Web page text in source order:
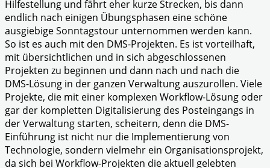
Hilfestellung und fährt eher kurze Strecken, bis dann
endlich nach einigen Übungsphasen eine schöne
ausgiebige Sonntagstour unternommen werden kann.
So ist es auch mit den DMS-Projekten. Es ist vorteilhaft,
mit übersichtlichen und in sich abgeschlossenen
Projekten zu beginnen und dann nach und nach die
DMS-Lösung in der ganzen Verwaltung auszurollen. Viele
Projekte, die mit einer komplexen Workflow-Lösung oder
gar der kompletten Digitalisierung des Posteingangs in
der Verwaltung starten, scheitern, denn die DMS-
Einführung ist nicht nur die Implementierung von
Technologie, sondern vielmehr ein Organisationsprojekt,
da sich bei Workflow-Projekten die aktuell gelebten